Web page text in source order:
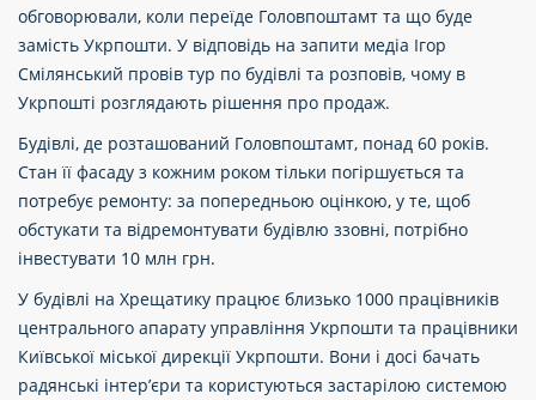
обговорювали, коли переїде Головпоштамт та що буде
замість Укрпошти. У відповідь на запити медіа Ігор
Смілянський провів тур по будівлі та розповів, чому в
Укрпошті розглядають рішення про продаж.
Будівлі, де розташований Головпоштамт, понад 60 років.
Стан її фасаду з кожним роком тільки погіршується та
потребує ремонту: за попередньою оцінкою, у те, щоб
обстукати та відремонтувати будівлю ззовні, потрібно
інвестувати 10 млн грн.
У будівлі на Хрещатику працює близько 1000 працівників
центрального апарату управління Укрпошти та працівники
Київської міської дирекції Укрпошти. Вони і досі бачать
радянські інтер’єри та користуються застарілою системою